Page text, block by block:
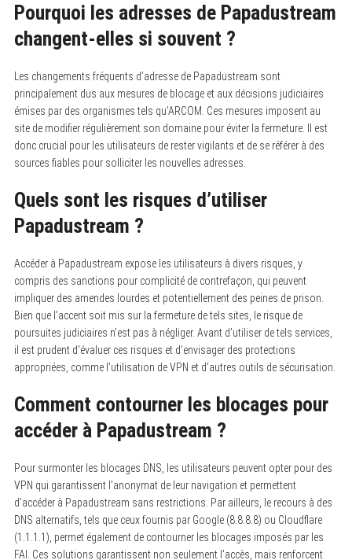
Pourquoi les adresses de Papadustream
changent-elles si souvent ?
Les changements fréquents d’adresse de Papadustream sont
principalement dus aux mesures de blocage et aux décisions judiciaires
émises par des organismes tels qu’ARCOM. Ces mesures imposent au
site de modifier régulièrement son domaine pour éviter la fermeture. Il est
donc crucial pour les utilisateurs de rester vigilants et de se référer à des
sources fiables pour solliciter les nouvelles adresses.
Quels sont les risques d’utiliser
Papadustream ?
Accéder à Papadustream expose les utilisateurs à divers risques, y
compris des sanctions pour complicité de contrefaçon, qui peuvent
impliquer des amendes lourdes et potentiellement des peines de prison.
Bien que l’accent soit mis sur la fermeture de tels sites, le risque de
poursuites judiciaires n’est pas à négliger. Avant d’utiliser de tels services,
il est prudent d’évaluer ces risques et d’envisager des protections
appropriées, comme l’utilisation de VPN et d’autres outils de sécurisation.
Comment contourner les blocages pour
accéder à Papadustream ?
Pour surmonter les blocages DNS, les utilisateurs peuvent opter pour des
VPN qui garantissent l’anonymat de leur navigation et permettent
d’accéder à Papadustream sans restrictions. Par ailleurs, le recours à des
DNS alternatifs, tels que ceux fournis par Google (8.8.8.8) ou Cloudflare
(1.1.1.1), permet également de contourner les blocages imposés par les
FAI. Ces solutions garantissent non seulement l’accès, mais renforcent